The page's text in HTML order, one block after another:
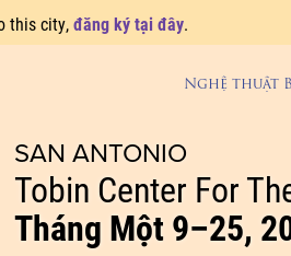
this city,đăng ký tại đây.
Nghệ thuật
SAN ANTONIO
Tobin Center For
Tháng Một 9–25,